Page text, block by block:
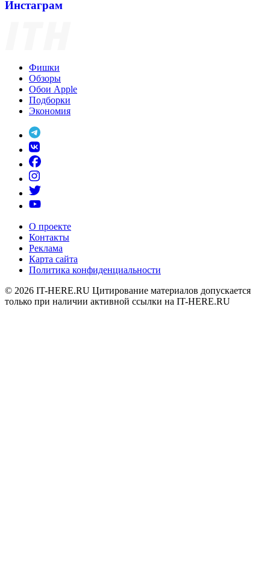
Инстаграм
Фишки
Обзоры
Обои Apple
Подборки
Экономия
О проекте
Контакты
Реклама
Карта сайта
Политика конфиденциальности
© 2026 IT-HERE.RU Цитирование материалов допускается
только при наличии активной ссылки на IT-HERE.RU